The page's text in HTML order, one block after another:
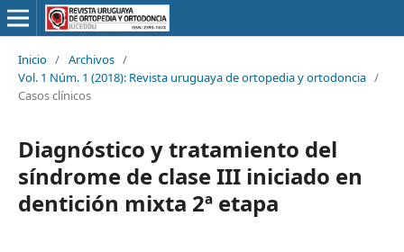
Inicio / Archivos /
Vol. 1 Núm. 1 (2018): Revista uruguaya de ortopedia y ortodoncia /
Casos clínicos
Diagnóstico y tratamiento del
síndrome de clase III iniciado en
dentición mixta 2ª etapa